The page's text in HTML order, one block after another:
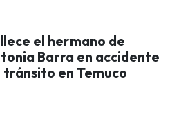
el hermano de
Barra en accidente
tránsito en Temuco